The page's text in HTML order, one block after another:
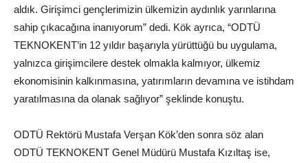
aldık. Girişimci gençlerimizin ülkemizin aydınlık yarınlarına
sahip çıkacağına inanıyorum” dedi. Kök ayrıca, “ODTÜ
TEKNOKENT’in 12 yıldır başarıyla yürüttüğü bu uygulama,
yalnızca girişimcilere destek olmakla kalmıyor, ülkemiz
ekonomisinin kalkınmasına, yatırımların devamına ve istihdam
yaratılmasına da olanak sağlıyor” şeklinde konuştu.
ODTÜ Rektörü Mustafa Verşan Kök’den sonra söz alan
ODTÜ TEKNOKENT Genel Müdürü Mustafa Kızıltaş ise,